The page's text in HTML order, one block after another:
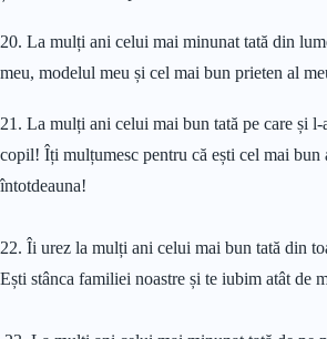
20. La mulți ani celui mai minunat tată din
meu, modelul meu și cel mai bun prieten al
21. La mulți ani celui mai bun tată pe care și l-
copil! Îți mulțumesc pentru că ești cel mai bun
întotdeauna!
22. Îi urez la mulți ani celui mai bun tată din
Ești stânca familiei noastre și te iubim atât de